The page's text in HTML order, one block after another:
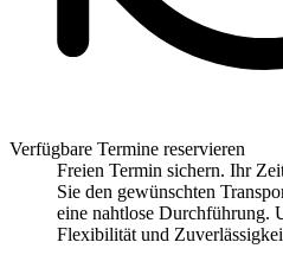
Verfügbare Termine reservieren
Freien Termin sichern. Ihr
Sie den gewünschten
eine nahtlose Durchführung.
Flexibilität und